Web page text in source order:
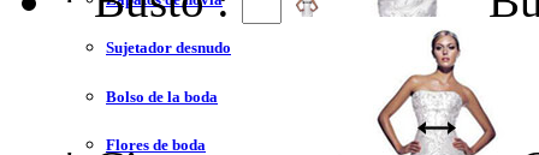
Sujetador desnudo
Bolso de la boda
Flores de boda